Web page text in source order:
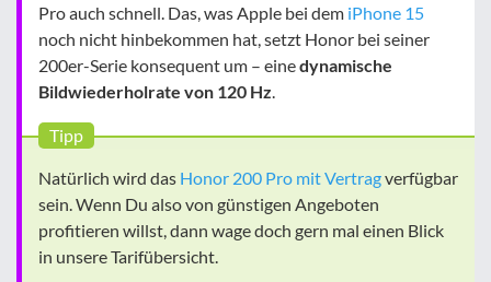
Pro auch schnell. Das, was Apple bei dem iPhone 15
noch nicht hinbekommen hat, setzt Honor bei seiner
200er-Serie konsequent um – einedynamische
Bildwiederholrate von 120 Hz
Tipp
Natürlich wird das Honor 200 Pro mit Vertragverfügbar
sein. Wenn Du also von günstigen Angeboten
profitieren willst, dann wage doch gern mal einen Blick
in unsere Tarifübersicht.